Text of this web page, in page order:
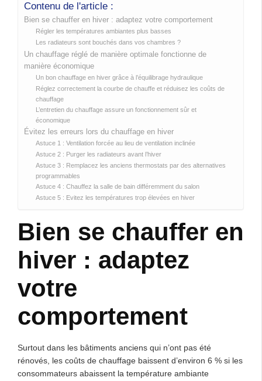
Contenu de l'article :
Bien se chauffer en hiver : adaptez votre comportement
Régler les températures ambiantes plus basses
Les radiateurs sont bouchés dans vos chambres ?
Un chauffage réglé de manière optimale fonctionne de
manière économique
Un bon chauffage en hiver grâce à l’équilibrage hydraulique
Réglez correctement la courbe de chauffe et réduisez les coûts de
chauffage
L’entretien du chauffage assure un fonctionnement sûr et
économique
Évitez les erreurs lors du chauffage en hiver
Astuce 1 : Ventilation forcée au lieu de ventilation inclinée
Astuce 2 : Purger les radiateurs avant l’hiver
Astuce 3 : Remplacez les anciens thermostats par des alternatives
programmables
Astuce 4 : Chauffez la salle de bain différemment du salon
Astuce 5 : Evitez les températures trop élevées en hiver
Bien se chauffer en
hiver : adaptez
votre
comportement
Surtout dans les bâtiments anciens qui n’ont pas été
rénovés, les coûts de chauffage baissent d’environ 6 % si les
consommateurs abaissent la température ambiante